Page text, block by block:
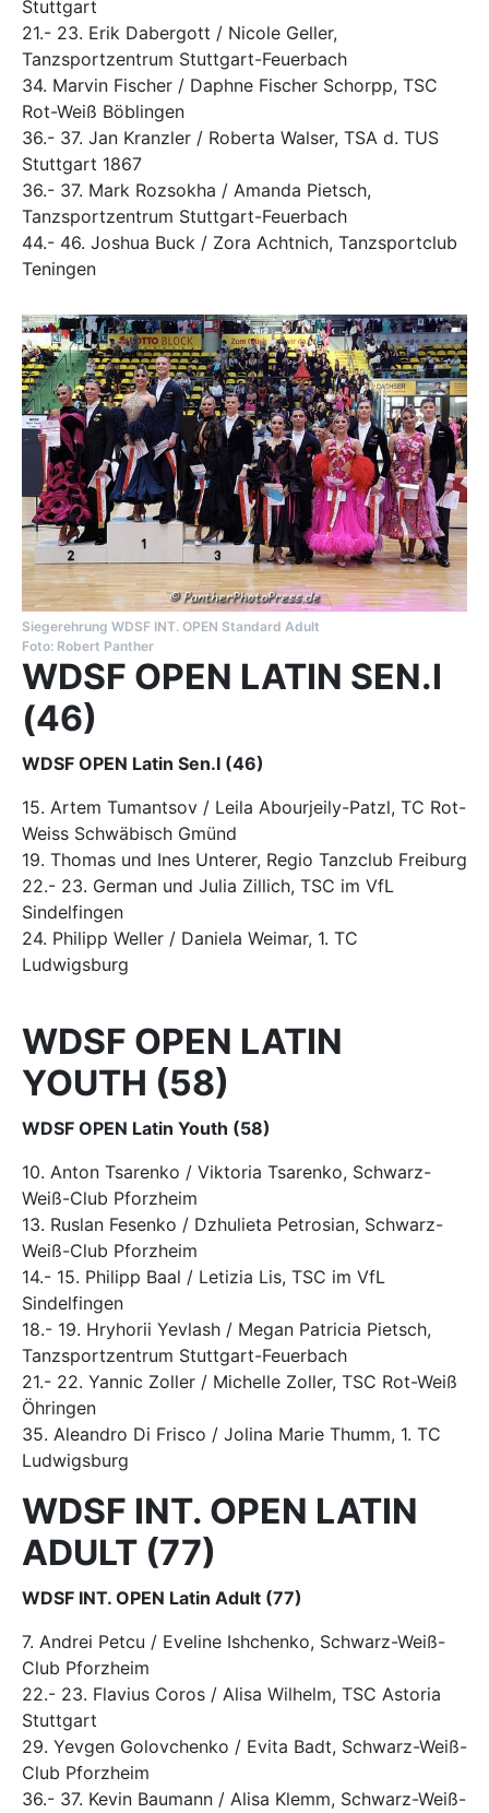
Stuttgart
21.- 23. Erik Dabergott / Nicole Geller,
Tanzsportzentrum Stuttgart-Feuerbach
34. Marvin Fischer / Daphne Fischer Schorpp, TSC
Rot-Weiß Böblingen
36.- 37. Jan Kranzler / Roberta Walser, TSA d. TUS
Stuttgart 1867
36.- 37. Mark Rozsokha / Amanda Pietsch,
Tanzsportzentrum Stuttgart-Feuerbach
44.- 46. Joshua Buck / Zora Achtnich, Tanzsportclub
Teningen
Siegerehrung WDSF INT. OPEN Standard Adult
Foto: Robert Panther
WDSF OPEN LATIN SEN.I
(46)
WDSF OPEN Latin Sen.I (46)
15. Artem Tumantsov / Leila Abourjeily-Patzl, TC Rot-
Weiss Schwäbisch Gmünd
19. Thomas und Ines Unterer, Regio Tanzclub Freiburg
22.- 23. German und Julia Zillich, TSC im VfL
Sindelfingen
24. Philipp Weller / Daniela Weimar, 1. TC
Ludwigsburg
WDSF OPEN LATIN
YOUTH (58)
WDSF OPEN Latin Youth (58)
10. Anton Tsarenko / Viktoria Tsarenko, Schwarz-
Weiß-Club Pforzheim
13. Ruslan Fesenko / Dzhulieta Petrosian, Schwarz-
Weiß-Club Pforzheim
14.- 15. Philipp Baal / Letizia Lis, TSC im VfL
Sindelfingen
18.- 19. Hryhorii Yevlash / Megan Patricia Pietsch,
Tanzsportzentrum Stuttgart-Feuerbach
21.- 22. Yannic Zoller / Michelle Zoller, TSC Rot-Weiß
Öhringen
35. Aleandro Di Frisco / Jolina Marie Thumm, 1. TC
Ludwigsburg
WDSF INT. OPEN LATIN
ADULT (77)
WDSF INT. OPEN Latin Adult (77)
7. Andrei Petcu / Eveline Ishchenko, Schwarz-Weiß-
Club Pforzheim
22.- 23. Flavius Coros / Alisa Wilhelm, TSC Astoria
Stuttgart
29. Yevgen Golovchenko / Evita Badt, Schwarz-Weiß-
Club Pforzheim
36.- 37. Kevin Baumann / Alisa Klemm, Schwarz-Weiß-